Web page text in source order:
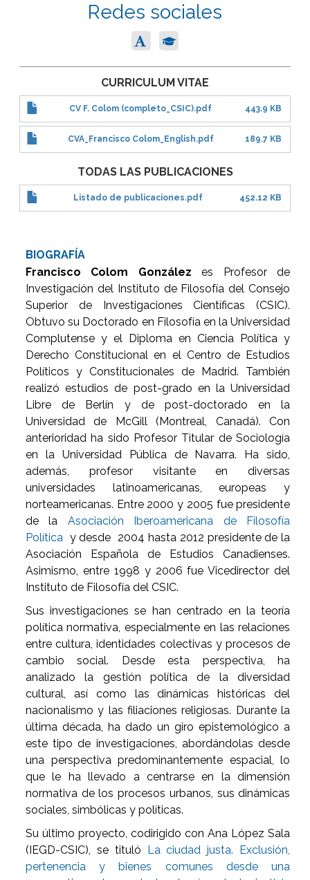
Redes sociales
CURRICULUM VITAE
CV F. Colom (completo_CSIC).pdf 443.9 KB
CVA_Francisco Colom_English.pdf 189.7 KB
TODAS LAS PUBLICACIONES
Listado de publicaciones.pdf 452.12 KB
BIOGRAFÍA
Francisco Colom Gonzálezes Profesor de
Investigación del Instituto de Filosofía del Consejo
Superior de Investigaciones Científicas (CSIC).
Obtuvo su Doctorado en Filosofía en la Universidad
Complutense y el Diploma en Ciencia Política y
Derecho Constitucional en el Centro de Estudios
Políticos y Constitucionales de Madrid. También
realizó estudios de post-grado en la Universidad
Libre de Berlín y de post-doctorado en la
Universidad de McGill (Montreal, Canadá). Con
anterioridad ha sido Profesor Titular de Sociología
en la Universidad Pública de Navarra. Ha sido,
además, profesor visitante en diversas
universidades latinoamericanas, europeas y
norteamericanas. Entre 2000 y 2005 fue presidente
de la Asociación Iberoamericana de Filosofía
Política y desde 2004 hasta 2012 presidente de la
Asociación Española de Estudios Canadienses.
Asimismo, entre 1998 y 2006 fue Vicedirector del
Instituto de Filosofía del CSIC.
Sus investigaciones se han centrado en la teoría
política normativa, especialmente en las relaciones
entre cultura, identidades colectivas y procesos de
cambio social. Desde esta perspectiva, ha
analizado la gestión política de la diversidad
cultural, así como las dinámicas históricas del
nacionalismo y las filiaciones religiosas. Durante la
última década, ha dado un giro epistemológico a
este tipo de investigaciones, abordándolas desde
una perspectiva predominantemente espacial, lo
que le ha llevado a centrarse en la dimensión
normativa de los procesos urbanos, sus dinámicas
sociales, simbólicas y políticas.
Su último proyecto, codirigido con Ana López Sala
(IEGD-CSIC), se tituló
La ciudad justa. Exclusión,
pertenencia y bienes comunes desde una